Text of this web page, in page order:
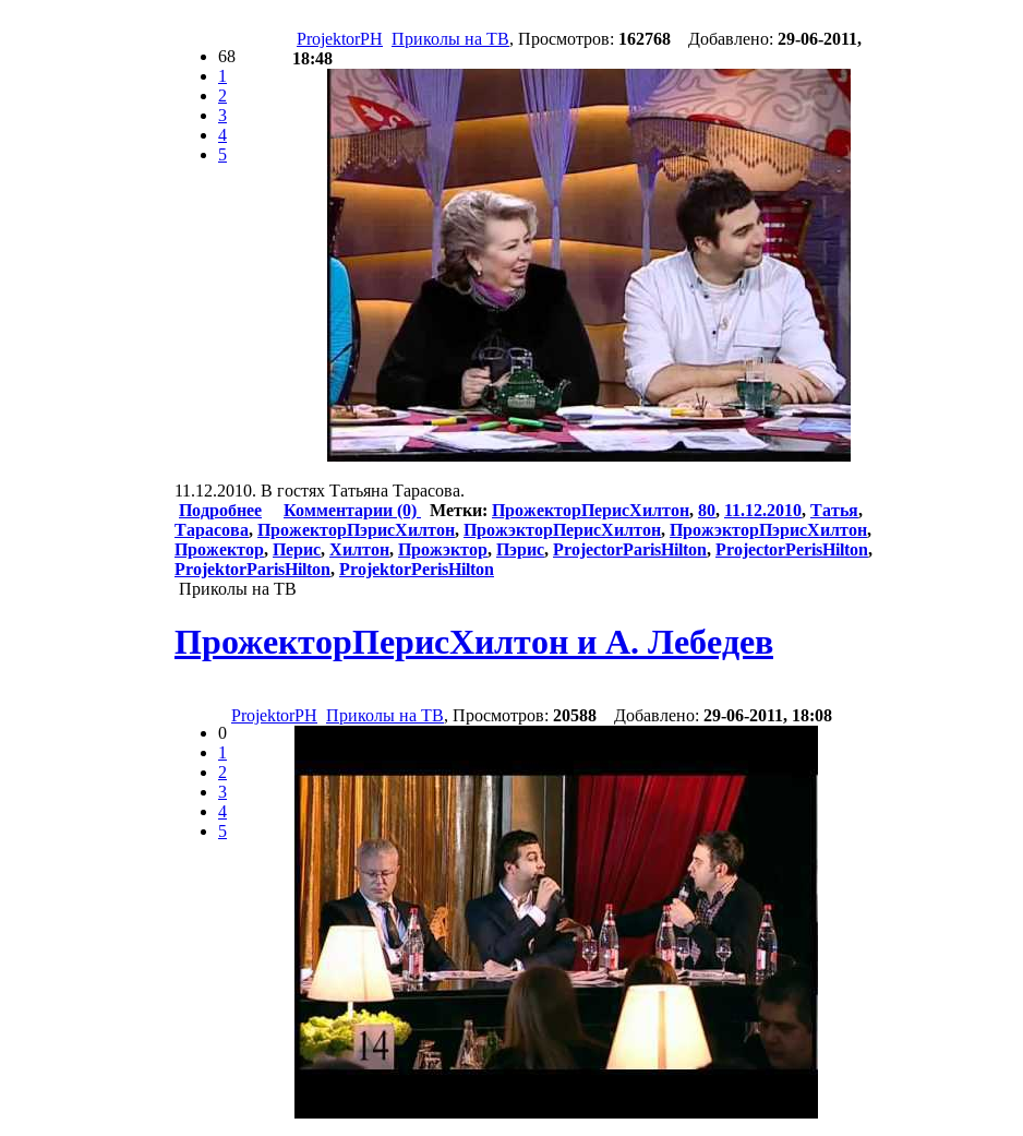
68
1
2
3
4
5
ProjektorPH Приколы на ТВ, Просмотров: 162768 Добавлено: 29-06-2011,
18:48
11.12.2010. В гостях Татьяна Тарасова.
Подробнее
Комментарии (0) Метки: ПрожекторПерисХилтон, 80, 11.12.2010, Татья,
Тарасова, ПрожекторПэрисХилтон, ПрожэкторПерисХилтон, ПрожэкторПэрисХилтон,
Прожектор, Перис, Хилтон, Прожэктор, Пэрис, ProjectorParisHilton, ProjectorPerisHilton,
ProjektorParisHilton, ProjektorPerisHilton
Приколы на ТВ
ПрожекторПерисХилтон и А. Лебедев
0
1
2
3
4
5
ProjektorPH Приколы на ТВ, Просмотров: 20588 Добавлено: 29-06-2011, 18:08